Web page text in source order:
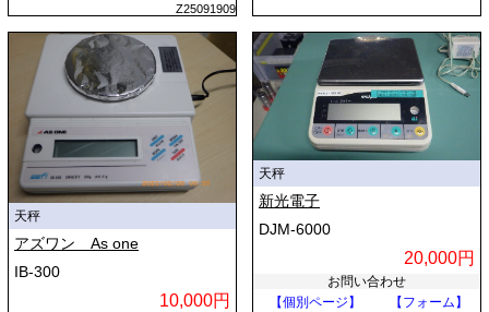
Z25091909
天秤
アズワン As one
IB-300
10,000円
天秤
新光電子
DJM-6000
20,000円
お問い合わせ
【個別ページ】
【フォーム】